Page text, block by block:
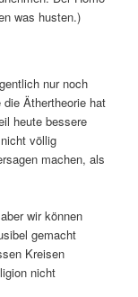
was husten.)
nur noch
Äthertheorie hat
heute bessere
völlig
machen, als
wir können
gemacht
Kreisen
nicht